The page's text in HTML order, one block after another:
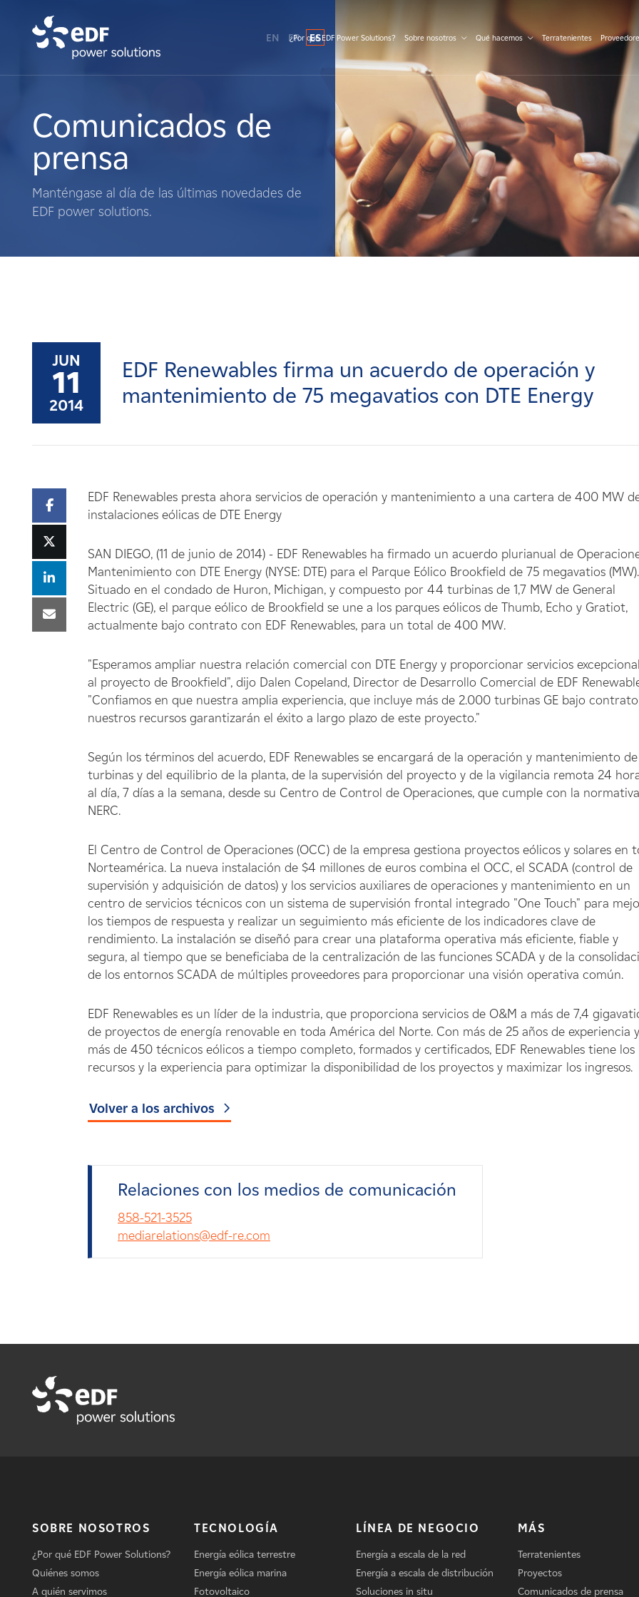
Qué hacemos
Terratenientes
Contacte con
EN FR ES
¿Por qué EDF Power Solutions? Sobre nosotros Qué hacemos Terratenientes
Comunicados de
prensa
Manténgase al día de las últimas novedades de
EDF power solutions.
JUN
11
2014
EDF Renewables firma un acuerdo de operación y
mantenimiento de 75 megavatios con DTE Energy
EDF Renewables presta ahora servicios de operación y mantenimiento a una cartera de 400 MW
instalaciones eólicas de DTE Energy
SAN DIEGO, (11 de junio de 2014) - EDF Renewables ha firmado un acuerdo plurianual de
Mantenimiento con DTE Energy (NYSE: DTE) para el Parque Eólico Brookfield de 75 megavatios (MW).
Situado en el condado de Huron, Michigan, y compuesto por 44 turbinas de 1,7 MW de General
Electric (GE), el parque eólico de Brookfield se une a los parques eólicos de Thumb, Echo y Gratiot,
actualmente bajo contrato con EDF Renewables, para un total de 400 MW.
"Esperamos ampliar nuestra relación comercial con DTE Energy y proporcionar servicios
al proyecto de Brookfield", dijo Dalen Copeland, Director de Desarrollo Comercial de EDF
"Confiamos en que nuestra amplia experiencia, que incluye más de 2.000 turbinas GE bajo
nuestros recursos garantizarán el éxito a largo plazo de este proyecto."
Según los términos del acuerdo, EDF Renewables se encargará de la operación y mantenimiento
turbinas y del equilibrio de la planta, de la supervisión del proyecto y de la vigilancia remota 24
al día, 7 días a la semana, desde su Centro de Control de Operaciones, que cumple con la normativa
NERC.
El Centro de Control de Operaciones (OCC) de la empresa gestiona proyectos eólicos y solares en
Norteamérica. La nueva instalación de $4 millones de euros combina el OCC, el SCADA (control de
supervisión y adquisición de datos) y los servicios auxiliares de operaciones y mantenimiento en un
centro de servicios técnicos con un sistema de supervisión frontal integrado "One Touch" para
los tiempos de respuesta y realizar un seguimiento más eficiente de los indicadores clave de
rendimiento. La instalación se diseñó para crear una plataforma operativa más eficiente, fiable y
segura, al tiempo que se beneficiaba de la centralización de las funciones SCADA y de la
de los entornos SCADA de múltiples proveedores para proporcionar una visión operativa común.
EDF Renewables es un líder de la industria, que proporciona servicios de O&M a más de 7,4
de proyectos de energía renovable en toda América del Norte. Con más de 25 años de experiencia y
más de 450 técnicos eólicos a tiempo completo, formados y certificados, EDF Renewables tiene los
recursos y la experiencia para optimizar la disponibilidad de los proyectos y maximizar los ingresos.
Volver a los archivos
Relaciones con los medios de comunicación
858-521-3525
mediarelations@edf-re.com
SOBRE NOSOTROS
¿Por qué EDF Power Solutions?
Quiénes somos
A quién servimos
TECNOLOGÍA
Energía eólica terrestre
Energía eólica marina
Fotovoltaico
LÍNEA DE NEGOCIO
Energía a escala de la red
Energía a escala de distribución
Soluciones in situ
MÁS
Terratenientes
Proyectos
Comunicados de prensa